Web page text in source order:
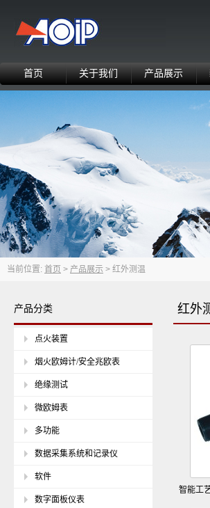
首页 关于我们 产品展示
当前位置: 首页 > 产品展示 > 红外测温
红外
智能工
产品分类
点火装置
烟火欧姆计/安全兆欧表
绝缘测试
微欧姆表
多功能
数据采集系统和记录仪
软件
数字面板仪表